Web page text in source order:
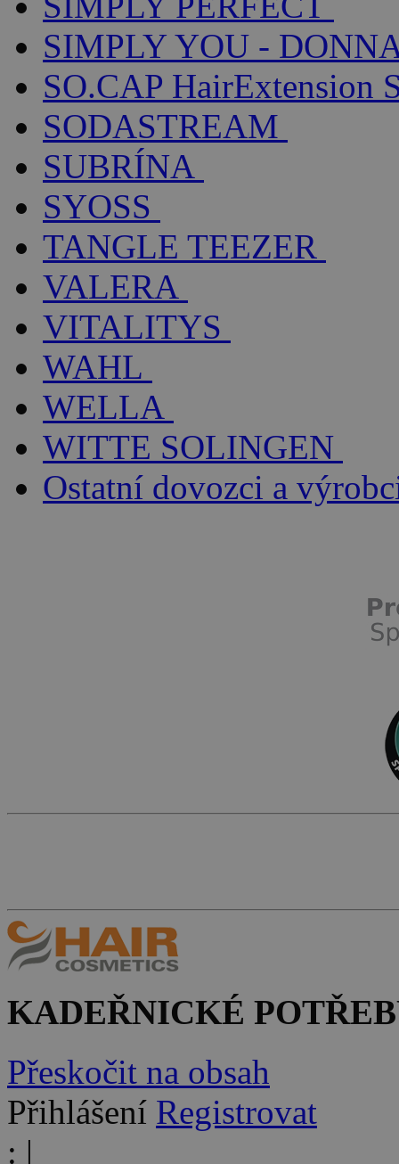
SIMPLY YOU -
SO.CAP HairExtension
SODASTREAM
SUBRÍNA
SYOSS
TANGLE TEEZER
VALERA
VITALITYS
WAHL
WELLA
WITTE SOLINGEN
Ostatní dovozci a
KADEŘNICKÉ
Přeskočit na obsah
Přihlášení Registrovat
: |